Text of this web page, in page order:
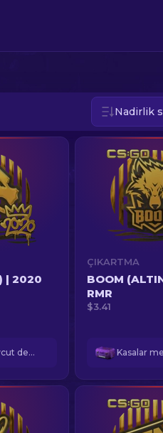
Nadirlik
| 2020
Kasalar mevcut değil
ÇIKARTMA
BOOM
RMR
$3.41